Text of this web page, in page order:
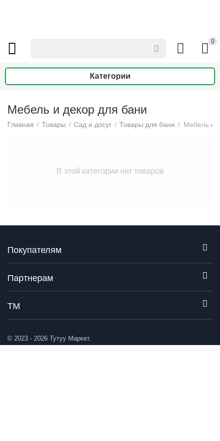
0
Категории
Мебель и декор для бани
Главная / Товары / Сад и досуг / Товары для бани / Мебель и
В этой категории нет товаров
Покупателям
Партнерам
ТМ
© 2023 - 2026 Тутуу Маркет.